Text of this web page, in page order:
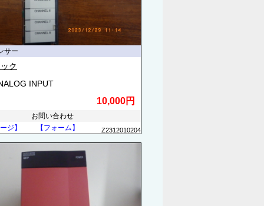
サー
ク
INPUT
10,000円
お問い合わせ
ジ】
【フォーム】 Z2312010204